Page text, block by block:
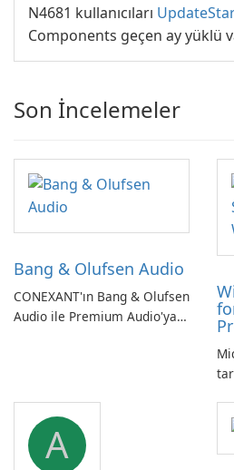
N4681 kullanıcıları
Components geçen ay yüklü
Son İncelemeler
Bang & Olufsen Audio
CONEXANT'ın Bang & Olufsen
Audio ile Premium Audio'ya
A